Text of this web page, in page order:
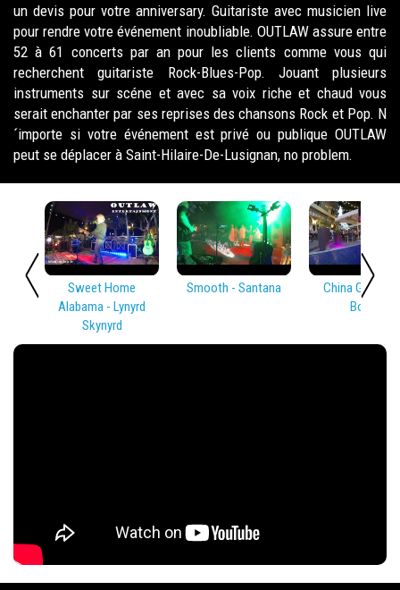
un devis pour votre anniversary. Guitariste avec musicien live
pour rendre votre événement inoubliable. OUTLAW assure entre
52 à 61 concerts par an pour les clients comme vous qui
recherchent guitariste Rock-Blues-Pop. Jouant plusieurs
instruments sur scéne et avec sa voix riche et chaud vous
serait enchanter par ses reprises des chansons Rock et Pop. N
´importe si votre événement est privé ou publique OUTLAW
peut se déplacer à Saint-Hilaire-De-Lusignan, no problem.
Sweet Home
Alabama - Lynyrd
Skynyrd
Smooth - Santana
China Girl -
Bowie